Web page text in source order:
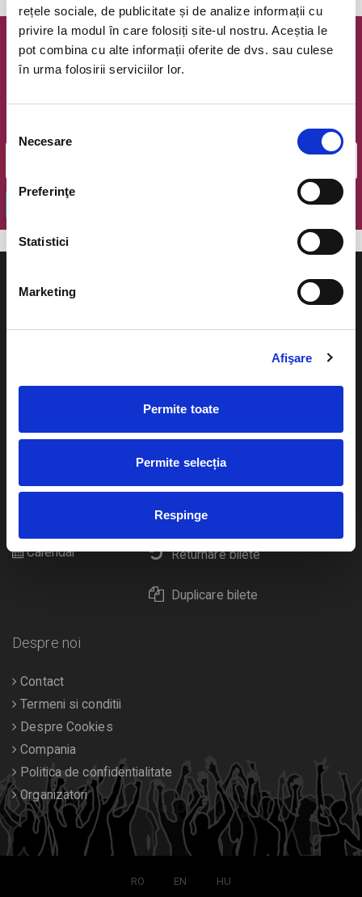
rețele sociale, de publicitate și de analize informații cu
privire la modul în care folosiți site-ul nostru. Aceștia le
pot combina cu alte informații oferite de dvs. sau culese
în urma folosirii serviciilor lor.
consimțământului
Necesare
Preferinţe
Statistici
Marketing
Afişare
Permite toate
Permite selecția
Respinge
Newsletter @ Bilete.ro
evenimente.
Plata online sau cash
eBilet printat acasa
Livrare prin curier
Returnare bilete
Duplicare bilete
Teatru
festivaluri
Cultura
Calendar
Despre noi
Contact
Termeni si conditii
Despre Cookies
Compania
Politica de confidentialitate
Organizatori
RO EN HU